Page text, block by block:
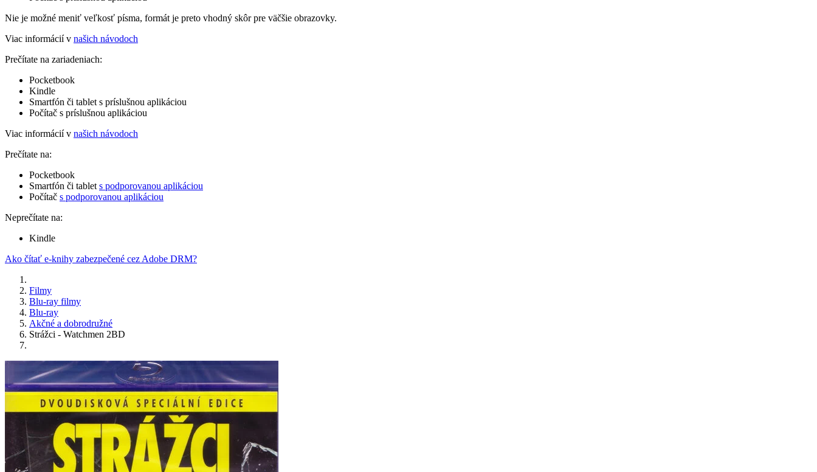
Nie je možné meniť veľkosť písma, formát je preto vhodný skôr pre väčšie obrazovky.
Viac informácií v našich návodoch
Prečítate na zariadeniach:
Pocketbook
Kindle
Smartfón či tablet s príslušnou aplikáciou
Počítač s príslušnou aplikáciou
Viac informácií v našich návodoch
Prečítate na:
Pocketbook
Smartfón či tablet s podporovanou aplikáciou
Počítač s podporovanou aplikáciou
Neprečítate na:
Kindle
Ako čítať e-knihy zabezpečené cez Adobe DRM?
Filmy
Blu-ray filmy
Blu-ray
Akčné a dobrodružné
Strážci - Watchmen 2BD